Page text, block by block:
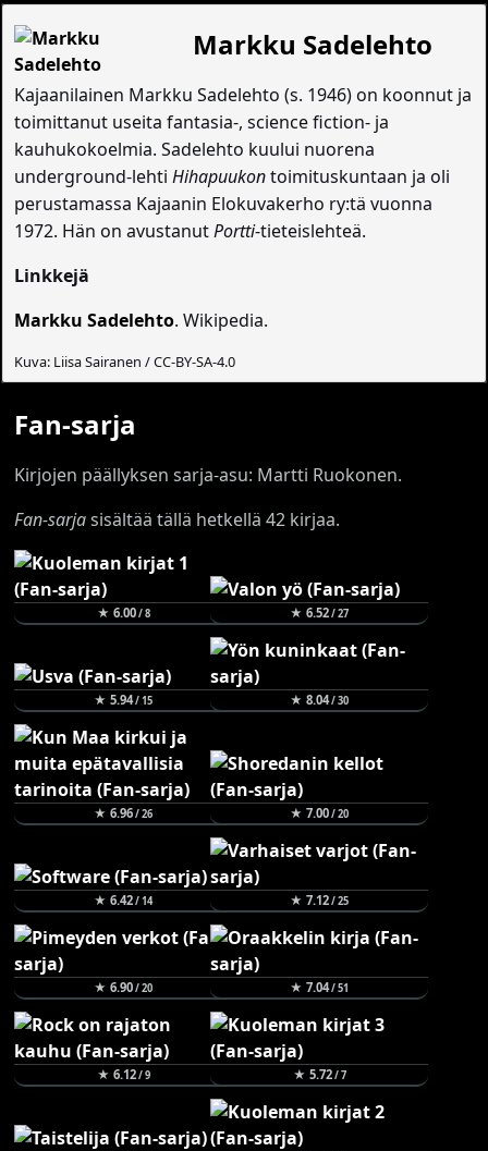
Markku Sadelehto
Kajaanilainen Markku Sadelehto (s. 1946) on koonnut ja
toimittanut useita fantasia-, science fiction- ja
kauhukokoelmia. Sadelehto kuului nuorena
underground-lehtiHihapuukontoimituskuntaan ja oli
perustamassa Kajaanin Elokuvakerho ry:tä vuonna
1972. Hän on avustanutPortti-tieteislehteä.
Linkkejä
Markku Sadelehto. Wikipedia.
Kuva: Liisa Sairanen / CC-BY-SA-4.0
Fan-sarja
Kirjojen päällyksen sarja-asu: Martti Ruokonen.
Fan-sarjasisältää tällä hetkellä 42 kirjaa.
★ 6.00/ 8 ★ 6.52/ 27
★ 5.94/ 15 ★ 8.04/ 30
★ 6.96/ 26 ★ 7.00/ 20
★ 6.42/ 14 ★ 7.12/ 25
★ 6.90/ 20 ★ 7.04/ 51
★ 6.12/ 9 ★ 5.72/ 7